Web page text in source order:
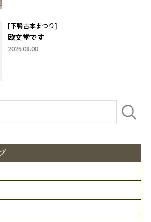
[下鴨古本まつり]
欧文堂です
2026.08.08